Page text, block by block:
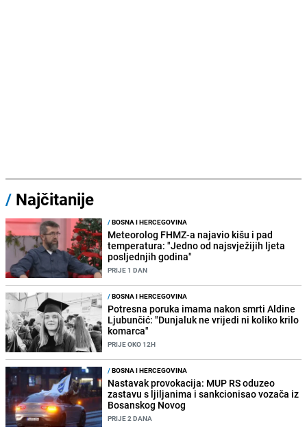
/ Najčitanije
/BOSNA I HERCEGOVINA
Meteorolog FHMZ-a najavio kišu i pad
temperatura: "Jedno od najsvježijih ljeta
posljednjih godina"
PRIJE 1 DAN
/BOSNA I HERCEGOVINA
Potresna poruka imama nakon smrti Aldine
Ljubunčić: "Dunjaluk ne vrijedi ni koliko krilo
komarca"
PRIJE OKO 12H
/BOSNA I HERCEGOVINA
Nastavak provokacija: MUP RS oduzeo
zastavu s ljiljanima i sankcionisao vozača iz
Bosanskog Novog
PRIJE 2 DANA